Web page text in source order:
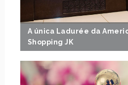
A única Ladurée da
Shopping JK